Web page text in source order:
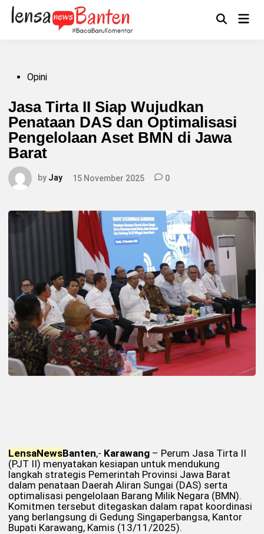
Skip
content
OpenMain
Posted
Opini
Jasa Tirta II Siap Wujudkan
Penataan DAS dan Optimalisasi
Pengelolaan Aset BMN di Jawa
Barat
by Jay 15 November 2025 0
LensaNewsBanten,- Karawang – Perum Jasa Tirta II
(PJT II) menyatakan kesiapan untuk mendukung
langkah strategis Pemerintah Provinsi Jawa Barat
dalam penataan Daerah Aliran Sungai (DAS) serta
optimalisasi pengelolaan Barang Milik Negara (BMN).
Komitmen tersebut ditegaskan dalam rapat koordinasi
yang berlangsung di Gedung Singaperbangsa, Kantor
Bupati Karawang, Kamis (13/11/2025).